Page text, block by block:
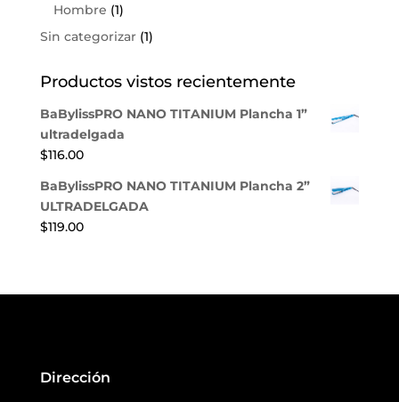
Hombre (1)
Sin categorizar (1)
Productos vistos recientemente
BaBylissPRO NANO TITANIUM Plancha 1”
ultradelgada
$116.00
BaBylissPRO NANO TITANIUM Plancha 2”
ULTRADELGADA
$119.00
Dirección